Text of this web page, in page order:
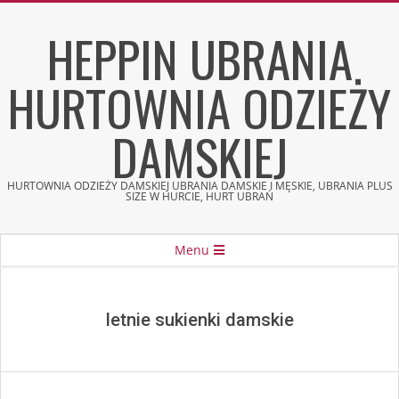
HEPPIN UBRANIA
HURTOWNIA ODZIEŻY
DAMSKIEJ
HURTOWNIA ODZIEŻY DAMSKIEJ UBRANIA DAMSKIE I MĘSKIE, UBRANIA PLUS
SIZE W HURCIE, HURT UBRAŃ
Menu
letnie sukienki damskie